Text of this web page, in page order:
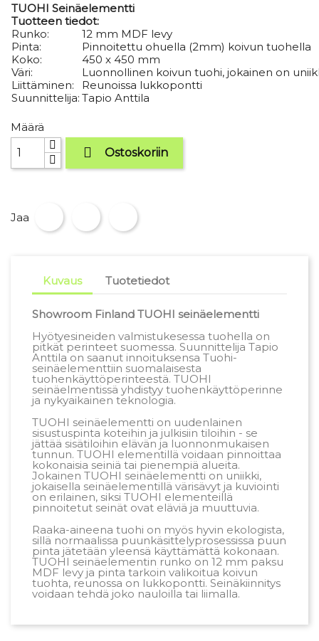
TUOHI Seinäelementti
Tuotteen tiedot:
Runko:
12 mm MDF levy
Pinta:
Pinnoitettu ohuella (2mm) koivun tuohella
Koko:
450 x 450 mm
Väri:
Luonnollinen koivun tuohi, jokainen on
Liittäminen:
Reunoissa lukkopontti
Suunnittelija: Tapio Anttila
Määrä
 Ostoskoriin
Jaa
Kuvaus Tuotetiedot
Showroom Finland TUOHI seinäelementti
Hyötyesineiden valmistukesessa tuohella on
pitkät perinteet suomessa. Suunnittelija Tapio
Anttila on saanut innoituksensa Tuohi-
seinäelementtiin suomalaisesta
tuohenkäyttöperinteestä. TUOHI
seinäelmentissä yhdistyy tuohenkäyttöperinne
ja nykyaikainen teknologia.
TUOHI seinäelementti on uudenlainen
sisustuspinta koteihin ja julkisiin tiloihin - se
jättää sisätiloihin elävän ja luonnonmukaisen
tunnun. TUOHI elementillä voidaan pinnoittaa
kokonaisia seiniä tai pienempiä alueita.
Jokainen TUOHI seinäelementti on uniikki,
jokaisella seinäelementillä värisävyt ja kuviointi
on erilainen, siksi TUOHI elementeillä
pinnoitetut seinät ovat eläviä ja muuttuvia.
Raaka-aineena tuohi on myös hyvin ekologista,
sillä normaalissa puunkäsittelyprosessissa puun
pinta jätetään yleensä käyttämättä kokonaan.
TUOHI seinäelementin runko on 12 mm paksu
MDF levy ja pinta tarkoin valikoitua koivun
tuohta, reunossa on lukkopontti. Seinäkiinnitys
voidaan tehdä joko nauloilla tai liimalla.